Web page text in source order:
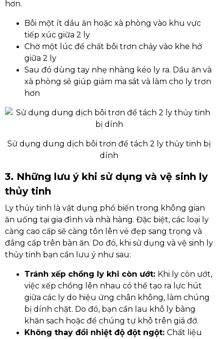
hơn.
Bôi một ít dầu ăn hoặc xà phòng vào khu vực
tiếp xúc giữa 2 ly
Chờ một lúc để chất bôi trơn chảy vào khe hở
giữa 2 ly
Sau đó dùng tay nhẹ nhàng kéo ly ra. Dầu ăn và
xà phòng sẽ giúp giảm ma sát và làm cho ly trơn
hơn
Sử dụng dung dịch bôi trơn để tách 2 ly thủy tinh bị
dính
3. Những lưu ý khi sử dụng và vệ sinh ly
thủy tinh
Ly thủy tinh là vật dụng phổ biến trong không gian
ăn uống tại gia đình và nhà hàng. Đặc biệt, các loại ly
càng cao cấp sẽ càng tôn lên vẻ đẹp sang trọng và
đẳng cấp trên bàn ăn. Do đó, khi sử dụng và vệ sinh ly
thủy tinh bạn cần lưu ý như sau:
Tránh xếp chồng ly khi còn ướt: Khi ly còn ướt,
việc xếp chồng lên nhau có thể tạo ra lực hút
giữa các ly do hiệu ứng chân không, làm chúng
bị dính chặt. Do đó, bạn cần lau khô ly bằng
khăn sạch hoặc để chúng tự khô trên giá đỡ.
Không thay đổi nhiệt độ đột ngột: Chất liệu